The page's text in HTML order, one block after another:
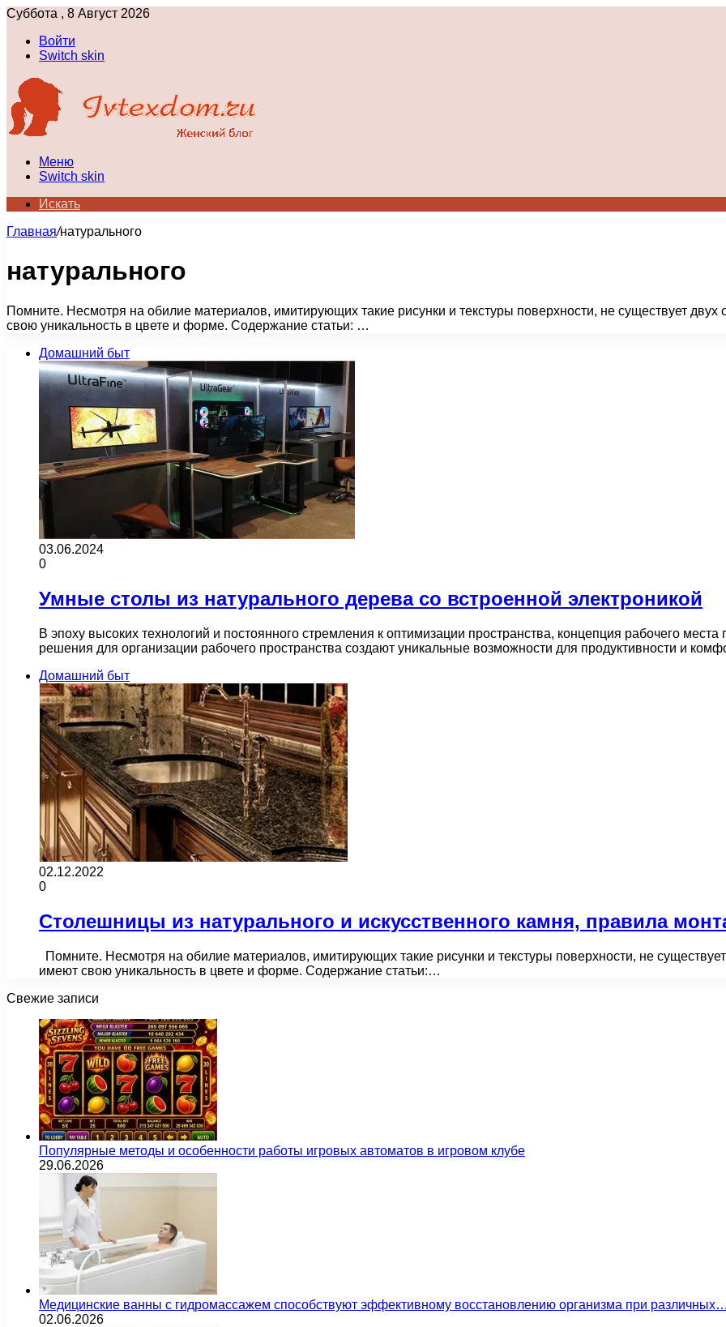
Суббота , 8 Август 2026
Войти
Switch skin
Меню
Switch skin
Искать
Главная/натурального
натурального
Помните. Несмотря на обилие материалов, имитирующих такие рисунки и текстуры поверхности, не существует
свою уникальность в цвете и форме. Содержание статьи: …
Домашний быт
03.06.2024
0
Умные столы из натурального дерева со встроенной электроникой
В эпоху высоких технологий и постоянного стремления к оптимизации пространства, концепция рабочего
решения для организации рабочего пространства создают уникальные возможности для продуктивности и
Домашний быт
02.12.2022
0
Столешницы из натурального и искусственного камня, правила
Помните. Несмотря на обилие материалов, имитирующих такие рисунки и текстуры поверхности, не
имеют свою уникальность в цвете и форме. Содержание статьи:…
Свежие записи
Популярные методы и особенности работы игровых автоматов в игровом клубе
29.06.2026
Медицинские ванны с гидромассажем способствуют эффективному восстановлению организма при
02.06.2026